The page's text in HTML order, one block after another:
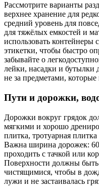
Рассмотрите варианты
верхнее хранение для
средний уровень для
для тяжёлых емкостей и
использовать
этикетки, чтобы быстро
забывайте о
лейки, насадки и бутылки
не за предметами,
Пути и дорожки,
Дорожки вокруг грядок
мягкими и хорошо
плитка, тротуарная
Важна ширина дорожек:
проходить с тачкой или
Поверхности должны быть
чистящимися, чтобы в
лужи и не застаивалась